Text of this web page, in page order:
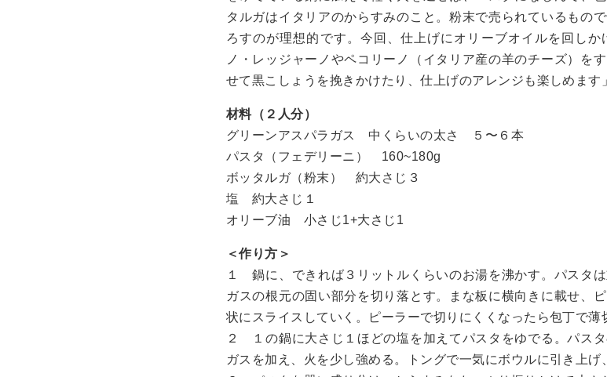
タルガはイタリアのからすみのこと。粉末で売られているもの
ろすのが理想的です。今回、仕上げにオリーブオイルを回し
ノ・レッジャーノやペコリーノ（イタリア産の羊のチーズ）を
せて黒こしょうを挽きかけたり、仕上げのアレンジも楽しめます」
材料（２人分）
グリーンアスパラガス 中くらいの太さ ５〜６本
パスタ（フェデリーニ） 160~180g
ボッタルガ（粉末） 約大さじ３
塩 約大さじ１
オリーブ油 小さじ1+大さじ1
＜作り方＞
１ 鍋に、できれば３リットルくらいのお湯を沸かす。パスタ
ガスの根元の固い部分を切り落とす。まな板に横向きに載せ、
状にスライスしていく。ピーラーで切りにくくなったら包丁で薄
２ １の鍋に大さじ１ほどの塩を加えてパスタをゆでる。パス
ガスを加え、火を少し強める。トングで一気にボウルに引き上げ